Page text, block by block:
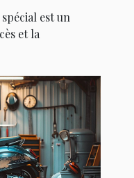
est un
et la